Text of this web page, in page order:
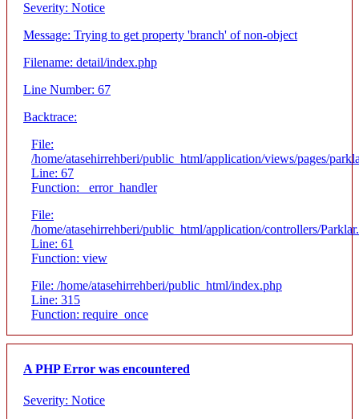
Severity: Notice
Message: Trying to get property 'branch' of non-object
Filename: detail/index.php
Line Number: 67
Backtrace:
File:
/home/atasehirrehberi/public_html/application/views/pages/
Line: 67
Function: _error_handler
File:
/home/atasehirrehberi/public_html/application/controllers/
Line: 61
Function: view
File: /home/atasehirrehberi/public_html/index.php
Line: 315
Function: require_once
A PHP Error was encountered
Severity: Notice